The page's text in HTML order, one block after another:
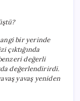
bir yerinde
çıktığında
değerli
değerlendirirdi.
yavaş yeniden